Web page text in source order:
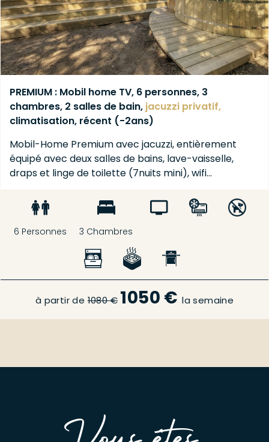
PREMIUM : Mobil home TV, 6 personnes, 3
chambres, 2 salles de bain, jacuzzi privatif,
climatisation, récent (-2ans)
Mobil-Home Premium avec jacuzzi, entièrement
équipé avec deux salles de bains, lave-vaisselle,
draps et linge de toilette (7nuits mini), wifi…
6 Personnes 3 Chambres
à partir de1080 € 1050 €la semaine